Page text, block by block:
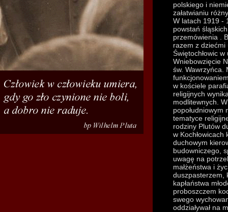
polskiego i
załatwianiu
W latach 1919 -
powstań
przemówienia .
razem z dziećmi
Świętochłowic
Wniebowzięcie
św. Wawrzyńca.
w kościele
religijnych
modlitewnych.
popołudniowym
tematyce
rodziny Plutów
w Kochłowicach
duchowym
budowniczego,
uwagę na
małżeństwa i
duszpasterzem,
kapłaństwa
proboszczem
swego
oddziaływał na